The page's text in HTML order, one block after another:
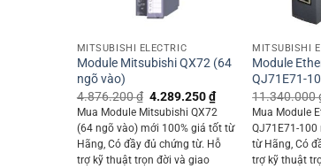
MITSUBISHI ELECTRIC
Module Mitsubishi QX72 (64
ngõ vào)
4.876.200₫ Original
price
was:
4.876.200 ₫.
4.289.250₫Current
price
is:
4.289.250 ₫.
Mua Module Mitsubishi QX72
(64 ngõ vào) mới 100% giá tốt từ
Hãng, Có đầy đủ chứng từ. Hỗ
trợ kỹ thuật trọn đời và giao
MITSUBISHI
Module
QJ71E71-
11.340.000
Mua Module
QJ71E71-
từ Hãng, Có
trợ kỹ thuật